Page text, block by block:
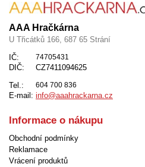
AAA Hračkárna
U Třicátků 166, 687 65 Strání
IČ:
74705431
DIČ:
CZ7411094625
Tel.:
604 700 836
E-mail: info@aaahrackarna.cz
Informace o nákupu
Obchodní podmínky
Reklamace
Vrácení produktů